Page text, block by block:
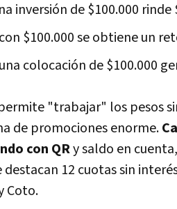
inversión de $100.000 rinde
$100.000 se obtiene un
colocación de $100.000
"trabajar" los pesos
de promociones enorme.
con QRy saldo en
12 cuotas sin
Coto.